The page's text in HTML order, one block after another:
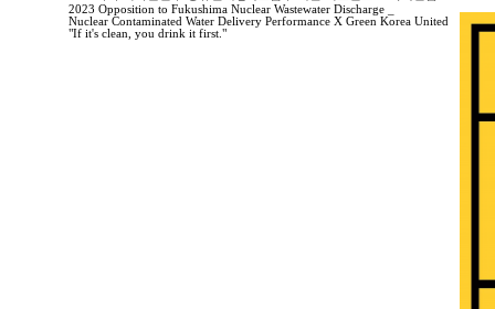
2023 Opposition to Fukushima Nuclear Wastewater Discharge _
Nuclear Contaminated Water Delivery Performance X Green Korea United
"If it's clean, you drink it first."